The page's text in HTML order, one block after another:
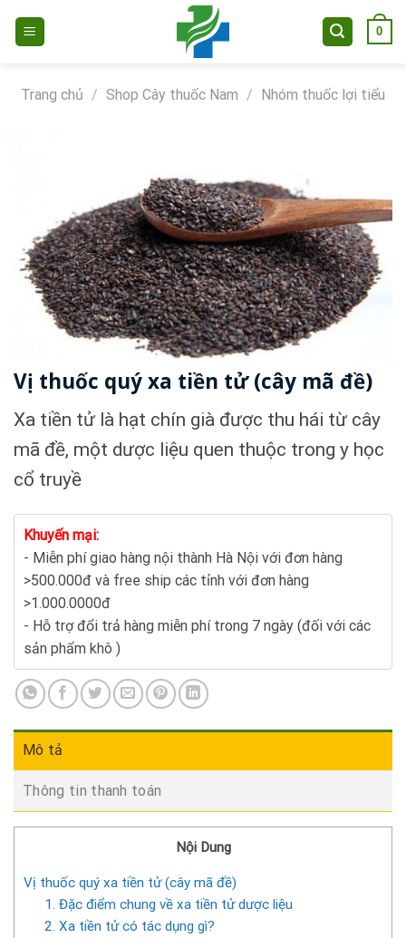
0
Trang chủ / Shop Cây thuốc Nam / Nhóm thuốc lợi tiểu
Vị thuốc quý xa tiền tử (cây mã đề)
Xa tiền tử là hạt chín già được thu hái từ cây
mã đề, một dược liệu quen thuộc trong y học
cổ truyề
Khuyến mại:
- Miễn phí giao hàng nội thành Hà Nội với đơn hàng
>500.000đ và free ship các tỉnh với đơn hàng
>1.000.0000đ
- Hỗ trợ đổi trả hàng miễn phí trong 7 ngày (đối với các
sản phẩm khô )
Mô tả
Thông tin thanh toán
Nội Dung
Vị thuốc quý xa tiền tử (cây mã đề)
1. Đặc điểm chung về xa tiền tử dược liệu
2. Xa tiền tử có tác dụng gì?